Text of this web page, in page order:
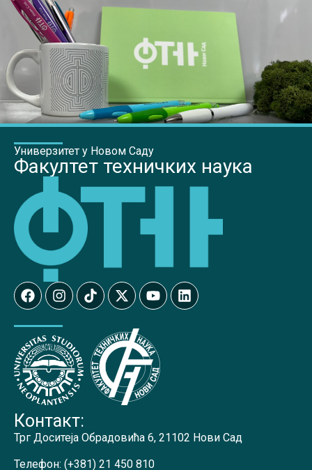
Универзитет у Новом Саду
Факултет техничких наука
Контакт:
Трг Доситеја Обрадовића 6, 21102 Нови Сад
Телефон: (+381) 21 450 810